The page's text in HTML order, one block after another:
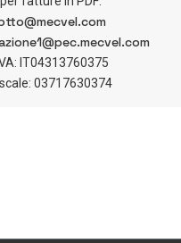
IT04313760375
03717630374